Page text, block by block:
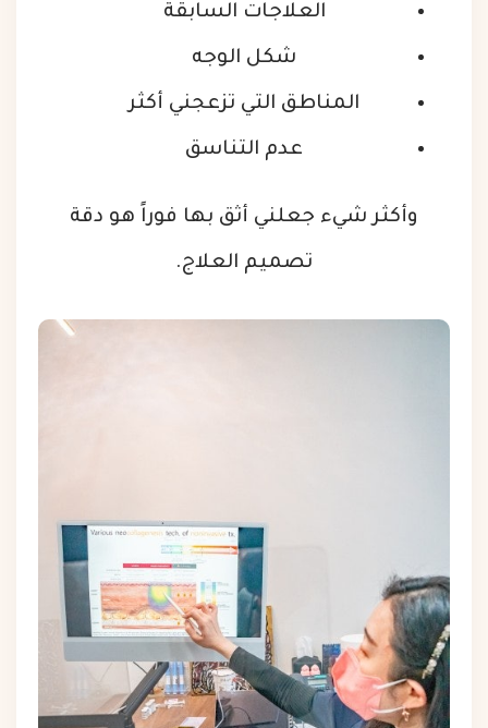
العلاجات السابقة
شكل الوجه
المناطق التي تزعجني أكثر
عدم التناسق
وأكثر شيء جعلني أثق بها فوراً هو دقة
تصميم العلاج.